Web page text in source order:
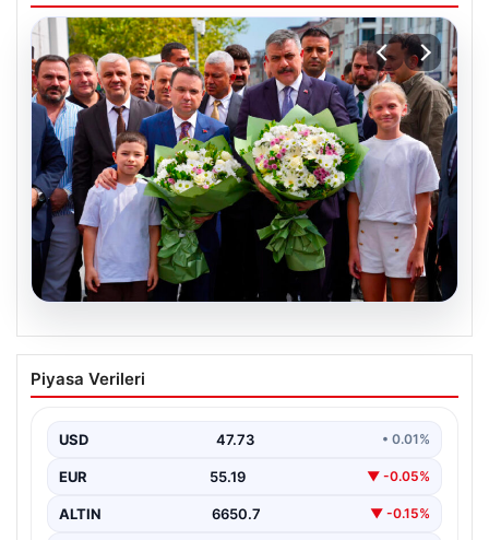
Adalet Bakanı Akın Gürlek ve İçişleri
Bakanı Mustafa Çiftçi İstanbul’da
Adalet Bakanı Akın Gürlek ve İçişleri Bakanı Mustafa
incelemelerde…
Piyasa Verileri
USD 47.73 • 0.01%
EUR 55.19 ▼ -0.05%
ALTIN 6650.7 ▼ -0.15%